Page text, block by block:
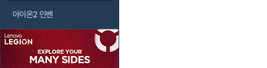
아이온2 인벤